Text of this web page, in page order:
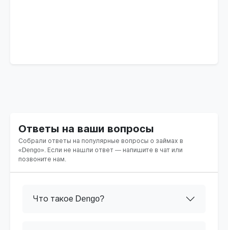
Ответы на ваши вопросы
Собрали ответы на популярные вопросы о займах в
«Dengo». Если не нашли ответ — напишите в чат или
позвоните нам.
Что такое Dengo?